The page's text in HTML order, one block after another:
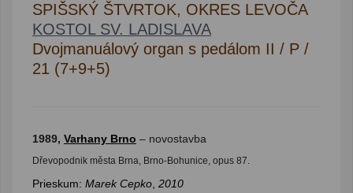
SPIŠSKÝ ŠTVRTOK, OKRES LEVOČA
KOSTOL SV. LADISLAVA
Dvojmanuálový organ s pedálom II / P /
21 (7+9+5)
1989, Varhany Brno – novostavba
Dřevopodnik města Brna, Brno-Bohunice, opus 87.
Prieskum: Marek Cepko 2010